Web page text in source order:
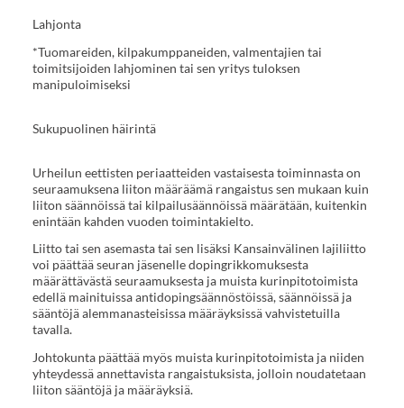
Lahjonta
*Tuomareiden, kilpakumppaneiden, valmentajien tai
toimitsijoiden lahjominen tai sen yritys tuloksen
manipuloimiseksi
Sukupuolinen häirintä
Urheilun eettisten periaatteiden vastaisesta toiminnasta on
seuraamuksena liiton määräämä rangaistus sen mukaan kuin
liiton säännöissä tai kilpailusäännöissä määrätään, kuitenkin
enintään kahden vuoden toimintakielto.
Liitto tai sen asemasta tai sen lisäksi Kansainvälinen lajiliitto
voi päättää seuran jäsenelle dopingrikkomuksesta
määrättävästä seuraamuksesta ja muista kurinpitotoimista
edellä mainituissa antidopingsäännöstöissä, säännöissä ja
sääntöjä alemmanasteisissa määräyksissä vahvistetuilla
tavalla.
Johtokunta päättää myös muista kurinpitotoimista ja niiden
yhteydessä annettavista rangaistuksista, jolloin noudatetaan
liiton sääntöjä ja määräyksiä.